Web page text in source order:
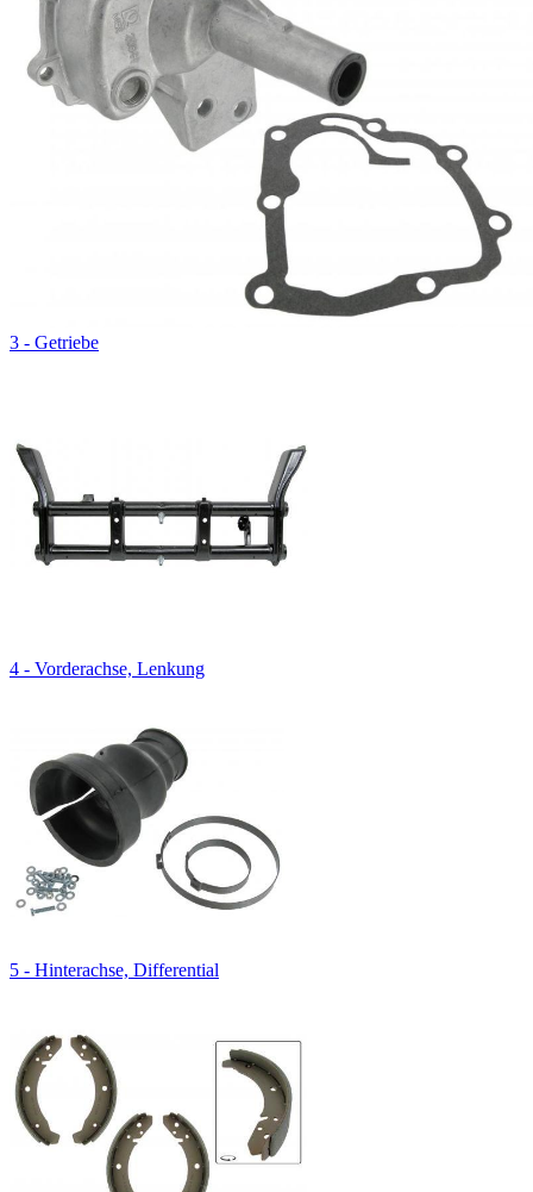
3 - Getriebe
4 - Vorderachse, Lenkung
5 - Hinterachse, Differential